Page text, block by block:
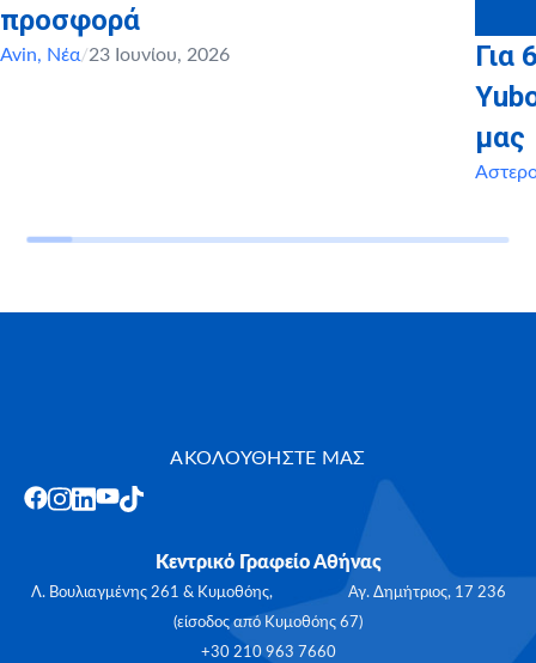
προσφορά
Avin, Νέα/23 Ιουνίου, 2026
Για
μας
ΑΚΟΛΟΥΘΗΣΤΕ ΜΑΣ
Κεντρικό Γραφείο Αθήνας
Λ. Βουλιαγμένης 261 & Κυμοθόης, Αγ. Δημήτριος, 17 236
(είσοδος από Κυμοθόης 67)
+30 210 963 7660